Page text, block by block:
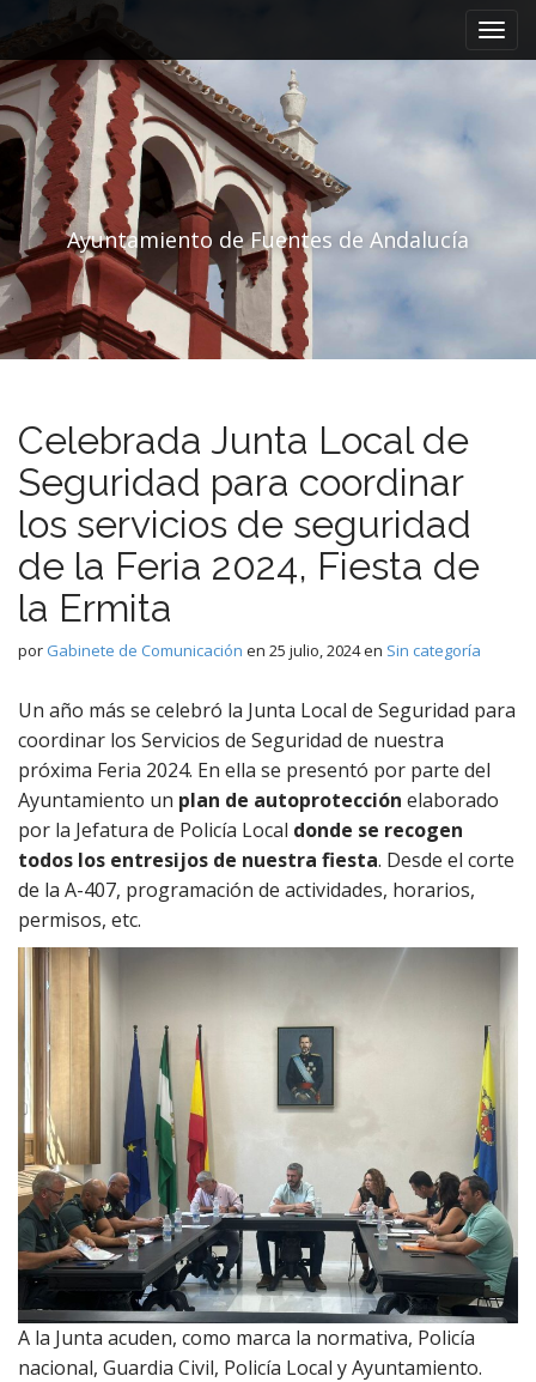
Menú principal
Saltar al contenido
Ayuntamiento de Fuentes de Andalucía
Celebrada Junta Local de
Seguridad para coordinar
los servicios de seguridad
de la Feria 2024, Fiesta de
la Ermita
por Gabinete de Comunicación en 25 julio, 2024en Sin categoría
Un año más se celebró la Junta Local de Seguridad para
coordinar los Servicios de Seguridad de nuestra
próxima Feria 2024. En ella se presentó por parte del
Ayuntamiento un plan de autoprotección elaborado
por la Jefatura de Policía Local donde se recogen
todos los entresijos de nuestra fiesta. Desde el corte
de la A-407, programación de actividades, horarios,
permisos, etc.
A la Junta acuden, como marca la normativa, Policía
nacional, Guardia Civil, Policía Local y Ayuntamiento.